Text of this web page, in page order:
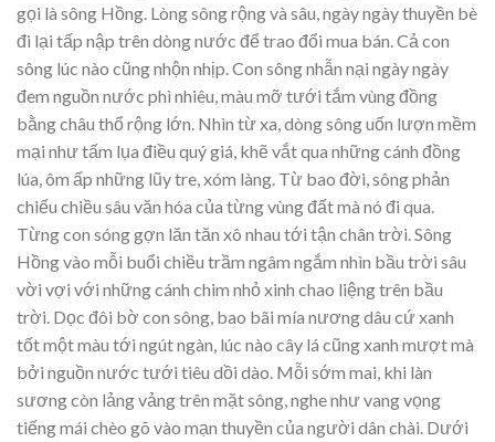
gọi là sông Hồng. Lòng sông rộng và sâu, ngày ngày thuyền bè
đi lại tấp nập trên dòng nước để trao đổi mua bán. Cả con
sông lúc nào cũng nhộn nhịp. Con sông nhẫn nại ngày ngày
đem nguồn nước phì nhiêu, màu mỡ tưới tắm vùng đồng
bằng châu thổ rộng lớn. Nhìn từ xa, dòng sông uốn lượn mềm
mại như tấm lụa điều quý giá, khẽ vắt qua những cánh đồng
lúa, ôm ấp những lũy tre, xóm làng. Từ bao đời, sông phản
chiếu chiều sâu văn hóa của từng vùng đất mà nó đi qua.
Từng con sóng gợn lăn tăn xô nhau tới tận chân trời. Sông
Hồng vào mỗi buổi chiều trầm ngâm ngắm nhìn bầu trời sâu
vời vợi với những cánh chim nhỏ xinh chao liệng trên bầu
trời. Dọc đôi bờ con sông, bao bãi mía nương dâu cứ xanh
tốt một màu tới ngút ngàn, lúc nào cây lá cũng xanh mượt mà
bởi nguồn nước tưới tiêu dồi dào. Mỗi sớm mai, khi làn
sương còn lảng vảng trên mặt sông, nghe như vang vọng
tiếng mái chèo gõ vào mạn thuyền của người dân chài. Dưới